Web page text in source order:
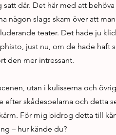
där. Det här med att
någon slags skam över att
teater. Det hade ju
just nu, om de hade haft
den mer intressant.
utan i kulisserna och
skådespelarna och detta
För mig bidrog detta till
– hur kände du?